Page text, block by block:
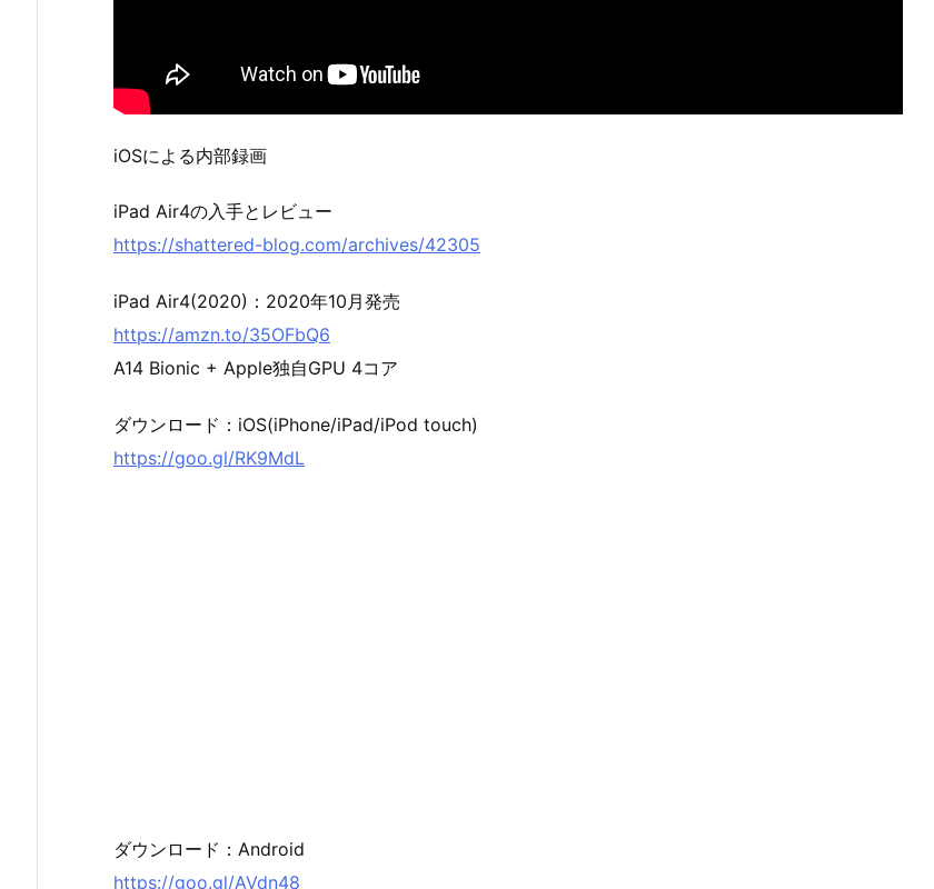
iOSによる内部録画
iPad Air4の入手とレビュー
https://shattered-blog.com/archives/42305
iPad Air4(2020)：2020年10月発売
https://amzn.to/35OFbQ6
A14 Bionic + Apple独自GPU 4コア
ダウンロード：iOS(iPhone/iPad/iPod touch)
https://goo.gl/RK9MdL
ダウンロード：Android
https://goo.gl/AVdn48